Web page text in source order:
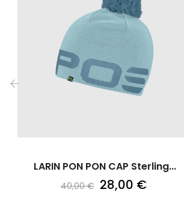
LARIN PON PON CAP Sterling...
40,00 € 28,00 €